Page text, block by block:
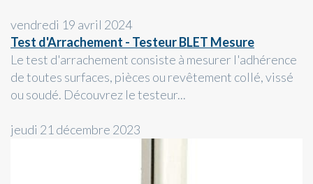
vendredi 19 avril 2024
Test d'Arrachement - Testeur BLET Mesure
Le test d'arrachement consiste à mesurer l'adhérence
de toutes surfaces, pièces ou revêtement collé, vissé
ou soudé. Découvrez le testeur...
jeudi 21 décembre 2023